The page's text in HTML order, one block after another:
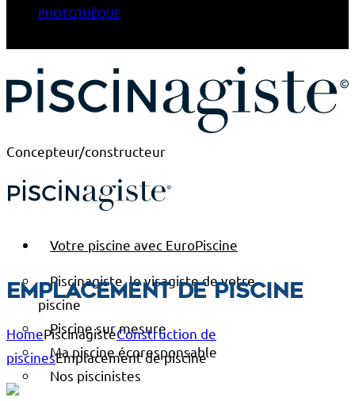
PHOTOTHÈQUE
Concepteur/constructeur
Votre piscine avec EuroPiscine
Piscinagiste, le visagiste de votre
piscine
Piscine sur mesure
Ma piscine écoresponsable
Nos piscinistes
Emplacement de piscine
HomePiscinagisteConstruction de
piscinesEmplacement de piscine